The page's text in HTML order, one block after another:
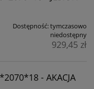
Dostępność:tymczasowo
niedostępny
929,45 zł
- AKACJA